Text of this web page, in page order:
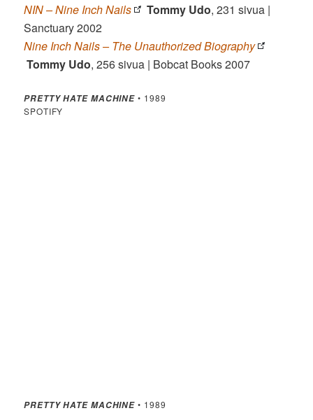
NIN – Nine Inch Nails
Tommy Udo, 231 sivua |
Sanctuary 2002
Nine Inch Nails – The Unauthorized Biography
Tommy Udo, 256 sivua | Bobcat Books 2007
PRETTY HATE MACHINE • 1989
SPOTIFY
PRETTY HATE MACHINE • 1989